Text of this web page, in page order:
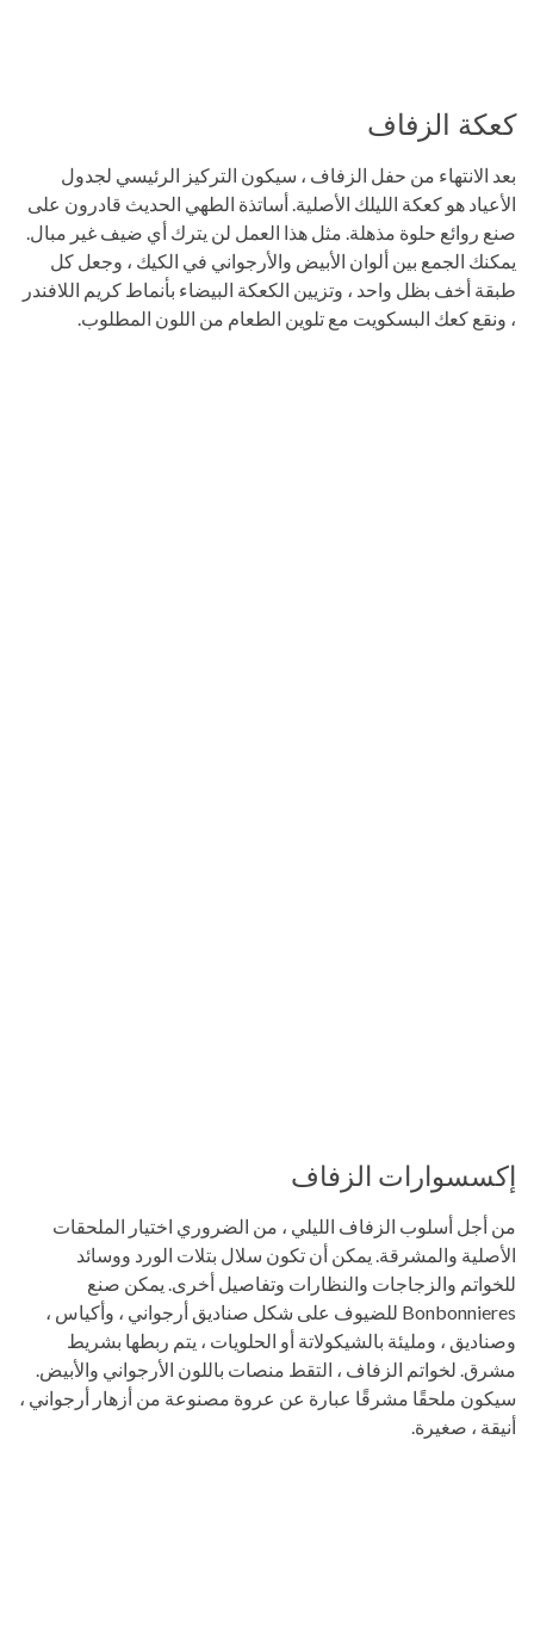
كعكة الزفاف
بعد الانتهاء من حفل الزفاف ، سيكون التركيز الرئيسي لجدول
الأعياد هو كعكة الليلك الأصلية. أساتذة الطهي الحديث قادرون على
صنع روائع حلوة مذهلة. مثل هذا العمل لن يترك أي ضيف غير مبال.
يمكنك الجمع بين ألوان الأبيض والأرجواني في الكيك ، وجعل كل
طبقة أخف بظل واحد ، وتزيين الكعكة البيضاء بأنماط كريم اللافندر
، ونقع كعك البسكويت مع تلوين الطعام من اللون المطلوب.
إكسسوارات الزفاف
من أجل أسلوب الزفاف الليلي ، من الضروري اختيار الملحقات
الأصلية والمشرقة. يمكن أن تكون سلال بتلات الورد ووسائد
للخواتم والزجاجات والنظارات وتفاصيل أخرى. يمكن صنع
Bonbonnieres للضيوف على شكل صناديق أرجواني ، وأكياس ،
وصناديق ، ومليئة بالشيكولاتة أو الحلويات ، يتم ربطها بشريط
مشرق. لخواتم الزفاف ، التقط منصات باللون الأرجواني والأبيض.
سيكون ملحقًا مشرقًا عبارة عن عروة مصنوعة من أزهار أرجواني ،
أنيقة ، صغيرة.